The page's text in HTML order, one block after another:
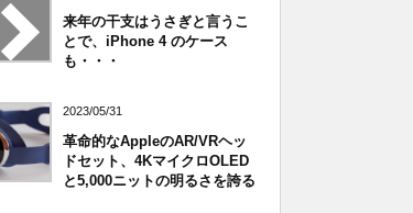
来年の干支はうさぎと言うこ
とで、iPhone 4 のケース
も・・・
2023/05/31
革命的なAppleのAR/VRヘッ
ドセット、4KマイクロOLED
と5,000ニットの明るさを誇る